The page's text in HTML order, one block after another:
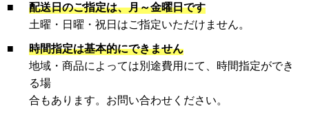
■
配送日のご指定は、月～金曜日です
土曜・日曜・祝日はご指定いただけません。
■
時間指定は基本的にできません
地域・商品によっては別途費用にて、時間指定ができ
る場
合もあります。お問い合わせください。